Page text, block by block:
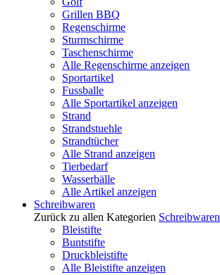
Grillen BBQ
Regenschirme
Sturmschirme
Taschenschirme
Alle Regenschirme anzeigen
Sportartikel
Fussballe
Alle Sportartikel anzeigen
Strand
Strandstuehle
Strandtücher
Alle Strand anzeigen
Tierbedarf
Wasserbälle
Alle Artikel anzeigen
Schreibwaren
Zurück zu allen Kategorien Schreibwaren
Bleistifte
Buntstifte
Druckbleistifte
Alle Bleistifte anzeigen